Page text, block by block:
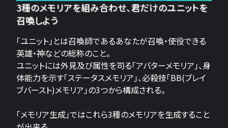
3種のメモリアを組み合わせ、君だけのユニットを
召喚しよう
「ユニット」とは召喚師であるあなたが召喚・使役できる
英雄・神などの総称のこと。
ユニットには外見及び属性を司る「アバターメモリア」、身
体能力を示す「ステータスメモリア」、必殺技「BB(ブレイ
ブバースト)メモリア」の3つから構成される。
「メモリア生成」ではこれら3種のメモリアを生成すること